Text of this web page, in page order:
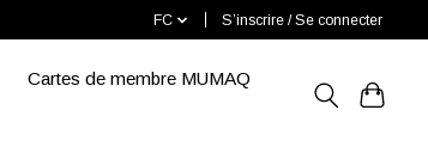
FC S’inscrire / Se connecter
Cartes de membre MUMAQ